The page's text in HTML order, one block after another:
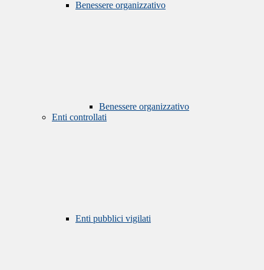
Benessere organizzativo
Benessere organizzativo
Enti controllati
Enti pubblici vigilati